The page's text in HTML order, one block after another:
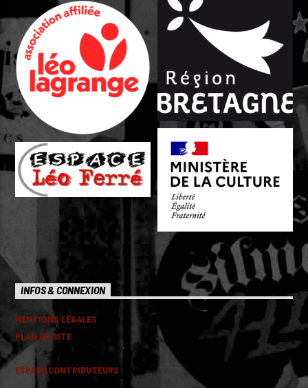
INFOS & CONNEXION
MENTIONS LEGALES
PLAN DU SITE
ESPACE CONTRIBUTEURS